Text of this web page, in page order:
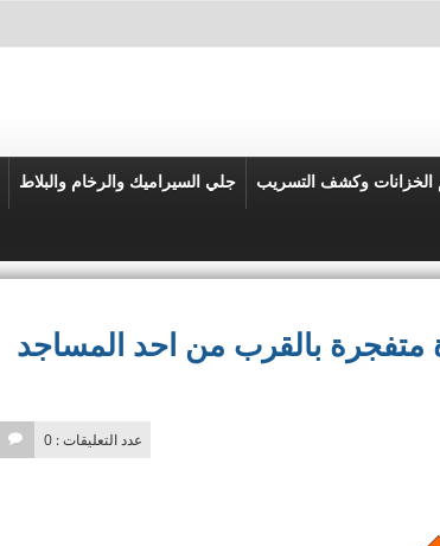
الخزانات وكشف التسريب جلي السيراميك والرخام والبلاط
بالقرب من احد المساجد
عدد التعليقات : 0